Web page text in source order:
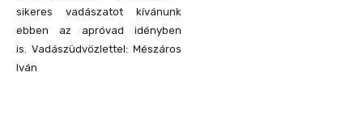
sikeres vadászatot kívánunk
ebben az apróvad idényben
is. Vadászüdvözlettel: Mészáros
Iván